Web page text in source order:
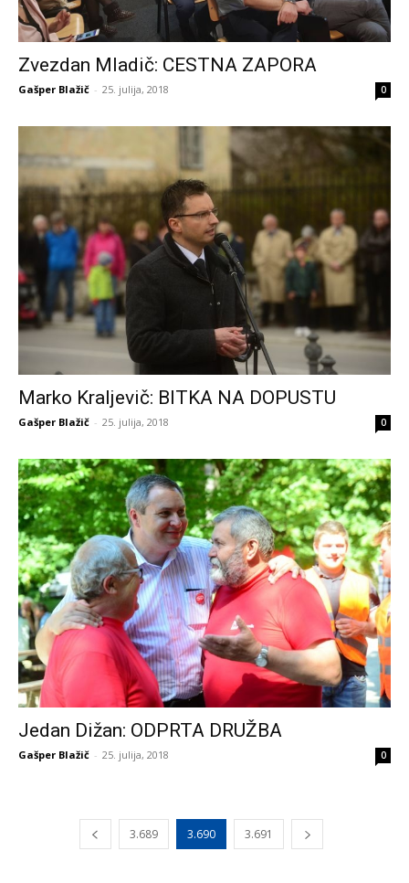
Zvezdan Mladič: CESTNA ZAPORA
Gašper Blažič - 25. julija, 2018 0
Marko Kraljevič: BITKA NA DOPUSTU
Gašper Blažič - 25. julija, 2018 0
Jedan Dižan: ODPRTA DRUŽBA
Gašper Blažič - 25. julija, 2018 0
3.689 3.690 3.691